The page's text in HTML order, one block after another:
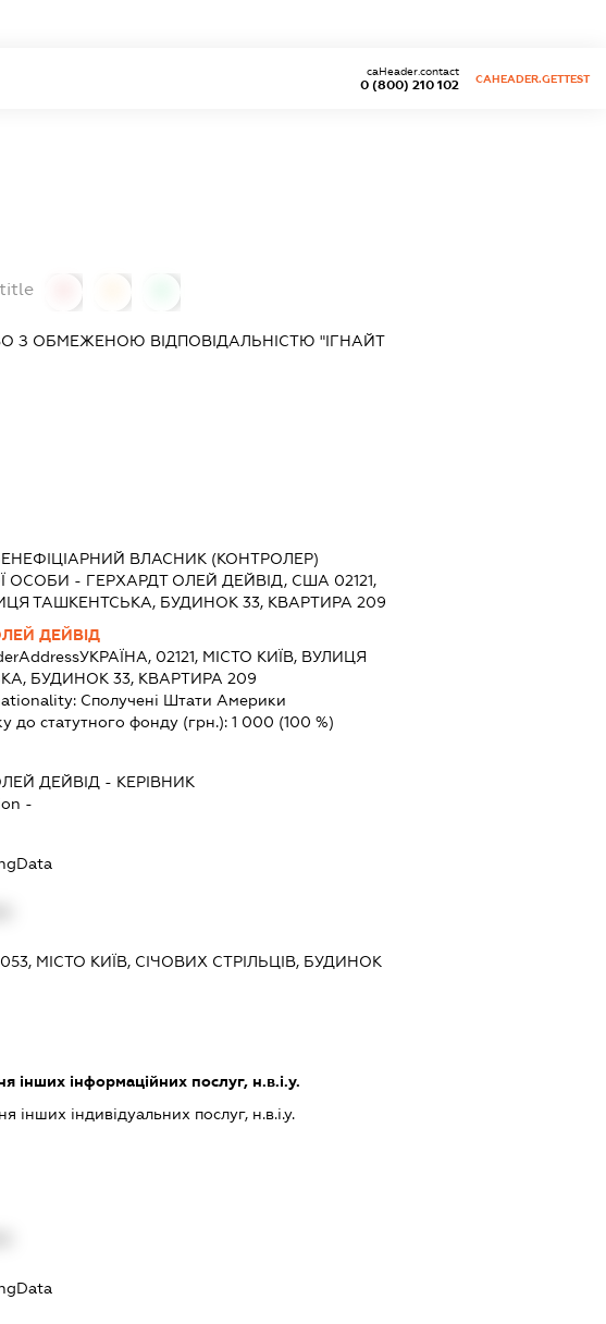
0 (800) 210 102
caHeader.contact
CAHEADER.GETTEST
З ОБМЕЖЕНОЮ ВІДПОВІДАЛЬНІСТЮ "ІГНАЙТ
ВЛАСНИК (КОНТРОЛЕР)
- ГЕРХАРДТ ОЛЕЙ ДЕЙВІД, США 02121,
ТАШКЕНТСЬКА, БУДИНОК 33, КВАРТИРА 209
ДЕЙВІД
УКРАЇНА, 02121, МІСТО КИЇВ, ВУЛИЦЯ
БУДИНОК 33, КВАРТИРА 209
Сполучені Штати Америки
до статутного фонду (грн.): 1 000 (100 %)
ДЕЙВІД - КЕРІВНИК
-
МІСТО КИЇВ, СІЧОВИХ СТРІЛЬЦІВ, БУДИНОК
інших інформаційних послуг, н.в.і.у.
інших індивідуальних послуг, н.в.і.у.